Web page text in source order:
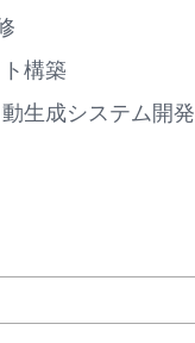
構築
生成システム開発